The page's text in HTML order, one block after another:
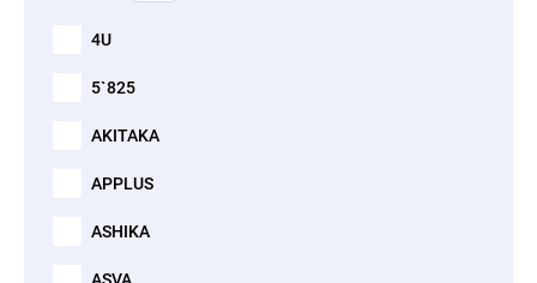
4U
5`825
AKITAKA
APPLUS
ASHIKA